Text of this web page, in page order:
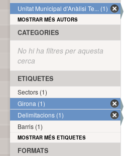
Unitat Municipal d'Anàlisi Te... (1)
MOSTRAR MÉS AUTORS
CATEGORIES
No hi ha filtres per aquesta
cerca
ETIQUETES
Sectors (1)
Girona (1)
Delimitacions (1)
Barris (1)
MOSTRAR MÉS ETIQUETES
FORMATS